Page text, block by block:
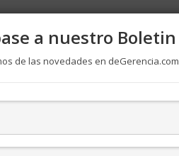
a nuestro Boletin
de las novedades en deGerencia.com